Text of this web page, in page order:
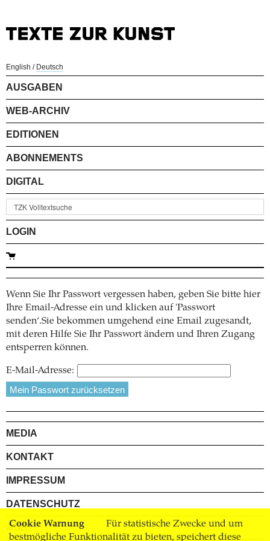
Cookie Warnung
Für statistische Zwecke und um
bestmögliche Funktionalität zu bieten, speichert diese
English / Deutsch
AUSGABEN
WEB-ARCHIV
EDITIONEN
ABONNEMENTS
DIGITAL
LOGIN
Wenn Sie Ihr Passwort vergessen haben, geben Sie bitte hier
Ihre Email-Adresse ein und klicken auf 'Passwort
senden‘.Sie bekommen umgehend eine Email zugesandt,
mit deren Hilfe Sie Ihr Passwort ändern und Ihren Zugang
entsperren können.
E-Mail-Adresse:
MEDIA
KONTAKT
IMPRESSUM
DATENSCHUTZ
AGB